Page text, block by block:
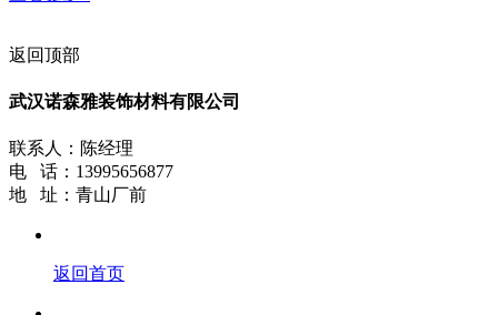
返回顶部
武汉诺森雅装饰材料有限公司
联系人：陈经理
电 话：13995656877
地 址：青山厂前
返回首页